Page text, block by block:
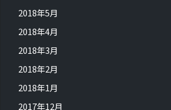
2018年5月
2018年4月
2018年3月
2018年2月
2018年1月
2017年12月